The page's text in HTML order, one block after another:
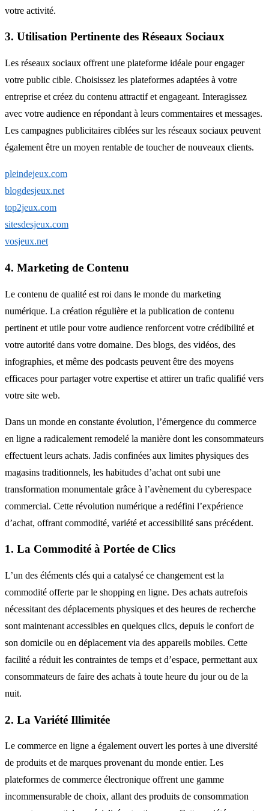
votre activité.
3. Utilisation Pertinente des Réseaux Sociaux
Les réseaux sociaux offrent une plateforme idéale pour engager
votre public cible. Choisissez les plateformes adaptées à votre
entreprise et créez du contenu attractif et engageant. Interagissez
avec votre audience en répondant à leurs commentaires et messages.
Les campagnes publicitaires ciblées sur les réseaux sociaux peuvent
également être un moyen rentable de toucher de nouveaux clients.
pleindejeux.com
blogdesjeux.net
top2jeux.com
sitesdesjeux.com
vosjeux.net
4. Marketing de Contenu
Le contenu de qualité est roi dans le monde du marketing
numérique. La création régulière et la publication de contenu
pertinent et utile pour votre audience renforcent votre crédibilité et
votre autorité dans votre domaine. Des blogs, des vidéos, des
infographies, et même des podcasts peuvent être des moyens
efficaces pour partager votre expertise et attirer un trafic qualifié vers
votre site web.
Dans un monde en constante évolution, l’émergence du commerce
en ligne a radicalement remodelé la manière dont les consommateurs
effectuent leurs achats. Jadis confinées aux limites physiques des
magasins traditionnels, les habitudes d’achat ont subi une
transformation monumentale grâce à l’avènement du cyberespace
commercial. Cette révolution numérique a redéfini l’expérience
d’achat, offrant commodité, variété et accessibilité sans précédent.
1. La Commodité à Portée de Clics
L’un des éléments clés qui a catalysé ce changement est la
commodité offerte par le shopping en ligne. Des achats autrefois
nécessitant des déplacements physiques et des heures de recherche
sont maintenant accessibles en quelques clics, depuis le confort de
son domicile ou en déplacement via des appareils mobiles. Cette
facilité a réduit les contraintes de temps et d’espace, permettant aux
consommateurs de faire des achats à toute heure du jour ou de la
nuit.
2. La Variété Illimitée
Le commerce en ligne a également ouvert les portes à une diversité
de produits et de marques provenant du monde entier. Les
plateformes de commerce électronique offrent une gamme
incommensurable de choix, allant des produits de consommation